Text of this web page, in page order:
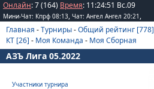
Онлайн: 7 (164) Время: 11:24:51 Вс.09
Мини-Чат: Кпрф 08:13, Чат: Ангел Ангел 20:21 ,
Главная -Турниры-Общий рейтинг [778]
КТ [26] - Моя Команда - Моя Сборная
АЗЪ Лига 05.2022
Участники турнира